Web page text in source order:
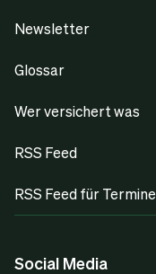
Newsletter
Glossar
Wer versichert was
RSS Feed
RSS Feed für Termine
Social Media